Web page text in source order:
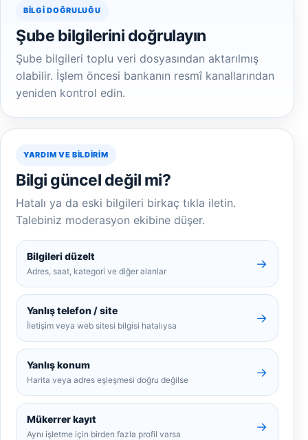
BILGI DOĞRULUĞU
Şube bilgilerini doğrulayın
Şube bilgileri toplu veri dosyasından aktarılmış
olabilir. İşlem öncesi bankanın resmî kanallarından
yeniden kontrol edin.
YARDIM VE BILDIRIM
Bilgi güncel değil mi?
Hatalı ya da eski bilgileri birkaç tıkla iletin.
Talebiniz moderasyon ekibine düşer.
Bilgileri düzelt
Adres, saat, kategori ve diğer alanlar
→
Yanlış telefon / site
İletişim veya web sitesi bilgisi hatalıysa
→
Yanlış konum
Harita veya adres eşleşmesi doğru değilse
→
Mükerrer kayıt
Aynı işletme için birden fazla profil varsa
→